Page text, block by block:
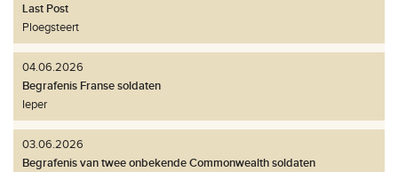
Last Post
Ploegsteert
04.06.2026
Begrafenis Franse soldaten
Ieper
03.06.2026
Begrafenis van twee onbekende Commonwealth soldaten